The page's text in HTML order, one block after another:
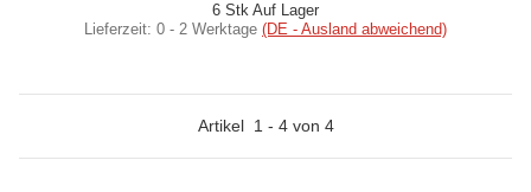
6 Stk Auf Lager
Lieferzeit: 0 - 2 Werktage (DE - Ausland abweichend)
Artikel 1 - 4von 4